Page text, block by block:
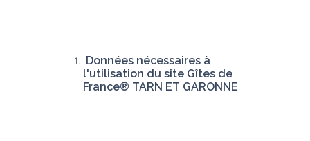
l'utilisation du site Gîtes de
France® TARN ET GARONNE